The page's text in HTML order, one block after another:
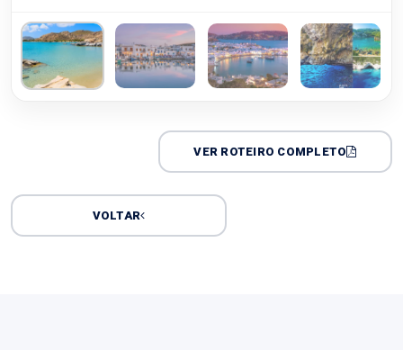
VER ROTEIRO COMPLETO
VOLTAR